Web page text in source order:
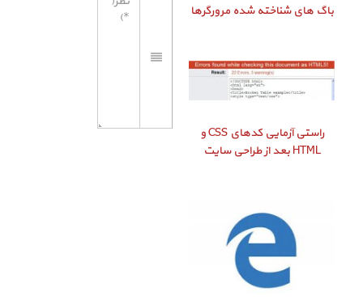
باگ‌ های شناخته شده مرورگرها
راستی‌ آزمایی کدهای CSS و
HTML بعد از طراحی سایت